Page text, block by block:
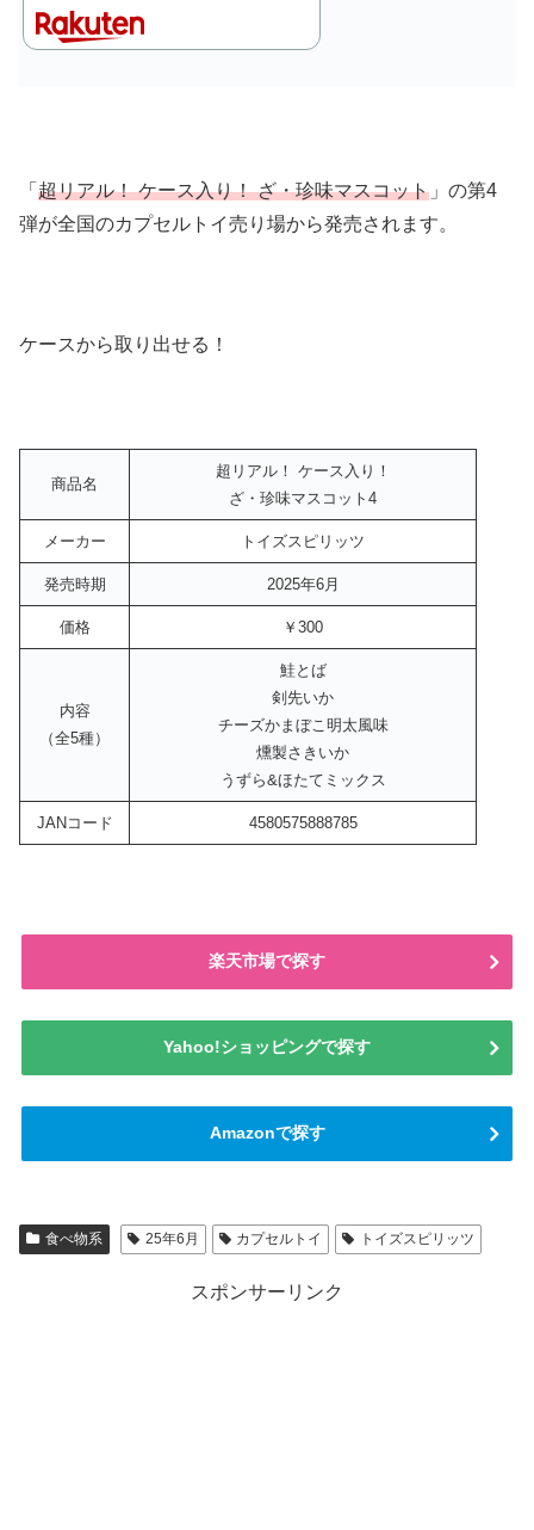
「 超リアル！ ケース入り！ ざ・珍味マスコット 」の第4
弾が全国のカプセルトイ売り場から発売されます。
ケースから取り出せる！
商品名
超リアル！ ケース入り！
ざ・珍味マスコット4
メーカー トイズスピリッツ
発売時期 2025年6月
価格 ￥300
内容
（全5種）
鮭とば
剣先いか
チーズかまぼこ明太風味
燻製さきいか
うずら&ほたてミックス
JANコード 4580575888785
楽天市場で探す
Yahoo!ショッピングで探す
Amazonで探す
食べ物系 25年6月 カプセルトイ トイズスピリッツ
スポンサーリンク